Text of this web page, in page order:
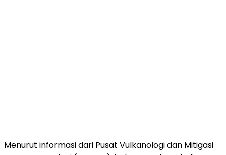
Menurut informasi dari Pusat Vulkanologi dan Mitigasi